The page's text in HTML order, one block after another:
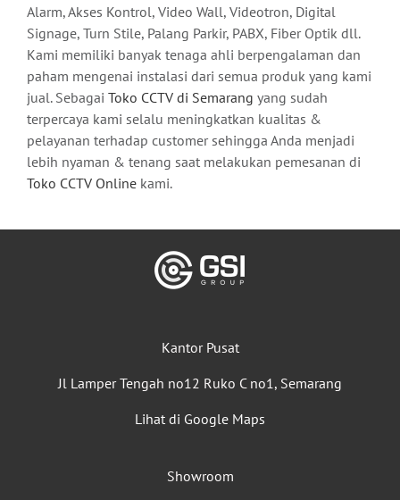
Alarm, Akses Kontrol, Video Wall, Videotron, Digital
Signage, Turn Stile, Palang Parkir, PABX, Fiber Optik dll.
Kami memiliki banyak tenaga ahli berpengalaman dan
paham mengenai instalasi dari semua produk yang kami
jual. Sebagai Toko CCTV di Semarang yang sudah
terpercaya kami selalu meningkatkan kualitas &
pelayanan terhadap customer sehingga Anda menjadi
lebih nyaman & tenang saat melakukan pemesanan di
Toko CCTV Online kami.
Kantor Pusat
Jl Lamper Tengah no12 Ruko C no1, Semarang
Lihat di Google Maps
Showroom